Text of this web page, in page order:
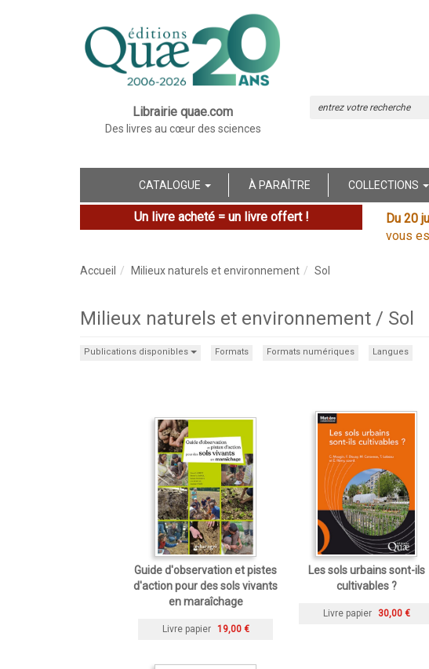
Librairie quae.com
Des livres au cœur des sciences
CATALOGUE À PARAÎTRE COLLECTIONS
Un livre acheté = un livre offert ! Du 20
vous
Accueil Milieux naturels et environnement Sol
Milieux naturels et environnement / Sol
Publications disponibles Formats Formats numériques Langues
Guide d'observation et pistes
d'action pour des sols vivants
en maraîchage
Livre papier 19,00 €
Les sols urbains sont-ils
cultivables ?
Livre papier 30,00 €